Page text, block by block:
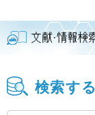
検索する